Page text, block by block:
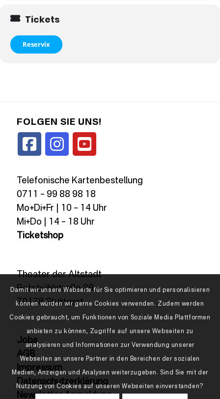
Tickets
Reservix
FOLGEN SIE UNS!
Telefonische Kartenbestellung
0711 – 99 88 98 18
Mo+Di+Fr | 10 – 14 Uhr
Mi+Do | 14 – 18 Uhr
Ticketshop
Theater der Altstadt
Rotebühlstraße 89
70178 Stuttgart
Jobs
AGB
Impressum
Datenschutzerklärung
Newsletter Anmeldung
Damit wir unsere Webseite für Sie optimieren und personalisieren
können würden wir gerne Cookies verwenden. Zudem werden
Cookies gebraucht, um Funktionen von Soziale Media Plattformen
anbieten zu können, Zugriffe auf unsere Webseiten zu
analysieren und Informationen zur Verwendung unserer
Webseiten an unsere Partner in den Bereichen der sozialen
Medien, Anzeigen und Analysen weiterzugeben. Sind Sie mit der
Nutzung von Cookies auf unseren Webseiten einverstanden?